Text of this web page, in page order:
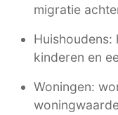
migratie
kinderen en
Woningen: